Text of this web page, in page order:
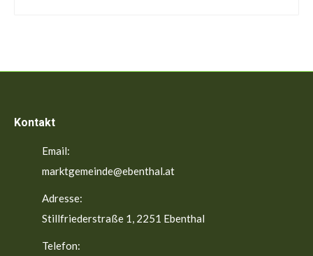
Kontakt
Email:
marktgemeinde@ebenthal.at
Adresse:
Stillfriederstraße 1, 2251 Ebenthal
Telefon: